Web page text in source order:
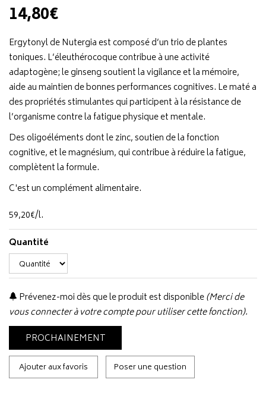
14,80€
Ergytonyl de Nutergia est composé d’un trio de plantes
toniques. L’éleuthérocoque contribue à une activité
adaptogène; le ginseng soutient la vigilance et la mémoire,
aide au maintien de bonnes performances cognitives. Le maté a
des propriétés stimulantes qui participent à la résistance de
l’organisme contre la fatigue physique et mentale.
Des oligoéléments dont le zinc, soutien de la fonction
cognitive, et le magnésium, qui contribue à réduire la fatigue,
complètent la formule.
C'est un complément alimentaire.
59,20€/l.
Quantité
Prévenez-moi dès que le produit est disponible(Merci de
vous connecter à votre compte pour utiliser cette fonction).
PROCHAINEMENT
Ajouter aux favoris Poser une question